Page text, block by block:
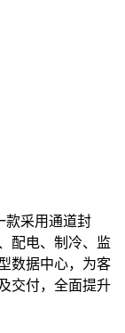
款采用通道封
配电、制冷、监
数据中心，为客
交付，全面提升